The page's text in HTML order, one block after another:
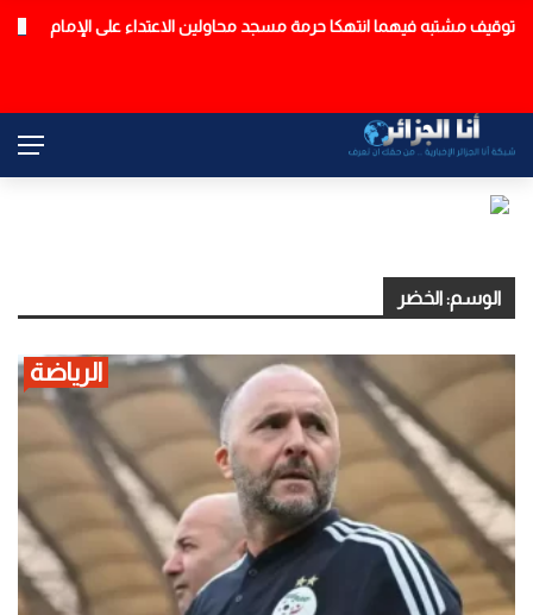
عاجل
توقيف مشتبه فيهما انتهكا حرمة مسجد محاولين الاعتداء على الإمام
الوسم:الخضر
الرياضة